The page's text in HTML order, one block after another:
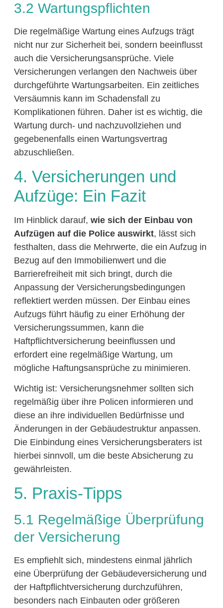
3.2 Wartungspflichten
Die regelmäßige Wartung eines Aufzugs trägt
nicht nur zur Sicherheit bei, sondern beeinflusst
auch die Versicherungsansprüche. Viele
Versicherungen verlangen den Nachweis über
durchgeführte Wartungsarbeiten. Ein zeitliches
Versäumnis kann im Schadensfall zu
Komplikationen führen. Daher ist es wichtig, die
Wartung durch- und nachzuvollziehen und
gegebenenfalls einen Wartungsvertrag
abzuschließen.
4. Versicherungen und
Aufzüge: Ein Fazit
Im Hinblick darauf, wie sich der Einbau von
Aufzügen auf die Police auswirkt, lässt sich
festhalten, dass die Mehrwerte, die ein Aufzug in
Bezug auf den Immobilienwert und die
Barrierefreiheit mit sich bringt, durch die
Anpassung der Versicherungsbedingungen
reflektiert werden müssen. Der Einbau eines
Aufzugs führt häufig zu einer Erhöhung der
Versicherungssummen, kann die
Haftpflichtversicherung beeinflussen und
erfordert eine regelmäßige Wartung, um
mögliche Haftungsansprüche zu minimieren.
Wichtig ist: Versicherungsnehmer sollten sich
regelmäßig über ihre Policen informieren und
diese an ihre individuellen Bedürfnisse und
Änderungen in der Gebäudestruktur anpassen.
Die Einbindung eines Versicherungsberaters ist
hierbei sinnvoll, um die beste Absicherung zu
gewährleisten.
5. Praxis-Tipps
5.1 Regelmäßige Überprüfung
der Versicherung
Es empfiehlt sich, mindestens einmal jährlich
eine Überprüfung der Gebäudeversicherung und
der Haftpflichtversicherung durchzuführen,
besonders nach Einbauten oder größeren